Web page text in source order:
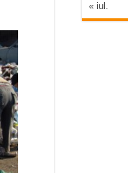
« iul.